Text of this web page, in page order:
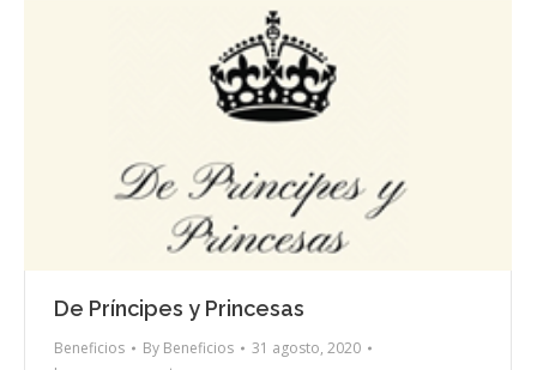
De Príncipes y Princesas
Beneficios By Beneficios
31 agosto, 2020